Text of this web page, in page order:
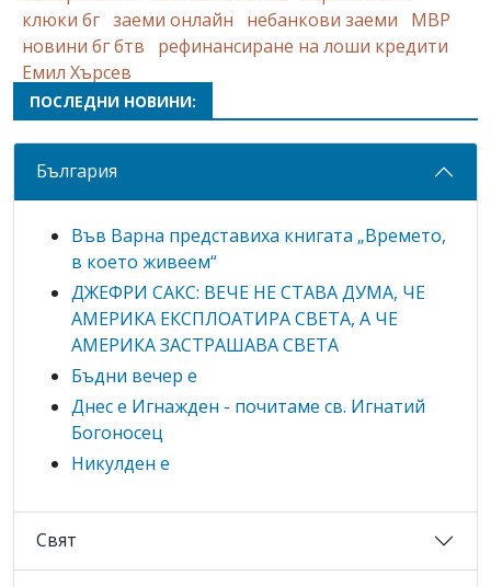
клюки бг заеми онлайн небанкови заеми
МВР
новини бг бтв
рефинансиране на лоши кредити
Емил Хърсев
ПОСЛЕДНИ НОВИНИ:
България
Във Варна представиха книгата „Времето,
в което живеем“
ДЖЕФРИ САКС: ВЕЧЕ НЕ СТАВА ДУМА, ЧЕ
АМЕРИКА ЕКСПЛОАТИРА СВЕТА, А ЧЕ
АМЕРИКА ЗАСТРАШАВА СВЕТА
Бъдни вечер е
Днес е Игнажден - почитаме св. Игнатий
Богоносец
Никулден е
Свят